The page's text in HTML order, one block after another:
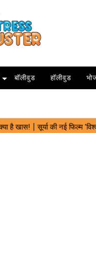
बॉलीवुड हॉलीवुड